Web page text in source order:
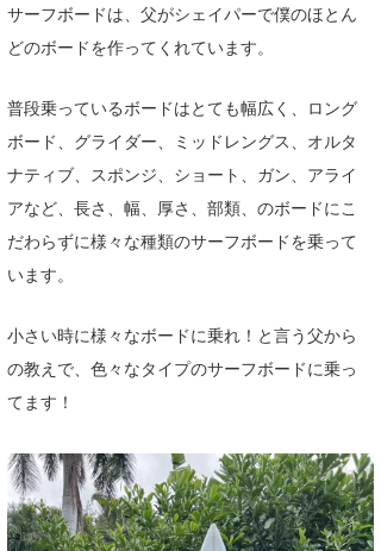
サーフボードは、父がシェイパーで僕のほとん
どのボードを作ってくれています。
普段乗っているボードはとても幅広く、ロング
ボード、グライダー、ミッドレングス、オルタ
ナティブ、スポンジ、ショート、ガン、アライ
アなど、長さ、幅、厚さ、部類、のボードにこ
だわらずに様々な種類のサーフボードを乗って
います。
小さい時に様々なボードに乗れ！と言う父から
の教えで、色々なタイプのサーフボードに乗っ
てます！
三輪予報士
小川予報士
上田純子
上條将美
唐澤予報士
ゴン
米山予報士
予報士 hiro.
banpaku